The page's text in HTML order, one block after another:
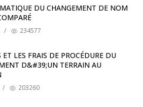
DU CHANGEMENT DE NOM
/ 234577
ET LES FRAIS DE PROCÉDURE DU
D&#39;UN TERRAIN AU
/ 203260